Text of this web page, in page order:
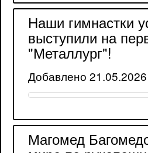
Наши гимнастки
выступили на
"Металлург"!
Добавлено 21.05.2026
Магомед